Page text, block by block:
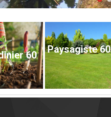
60 Paysagiste 60